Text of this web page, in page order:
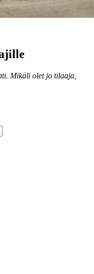
Mikäli olet jo tilaaja,